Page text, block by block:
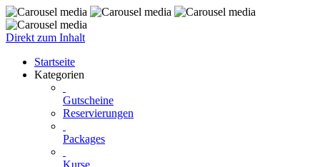
Direkt zum Inhalt
Startseite
Kategorien
Gutscheine
Reservierungen
Packages
Kurse